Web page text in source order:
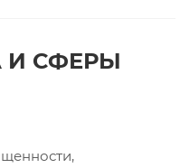
И СФЕРЫ